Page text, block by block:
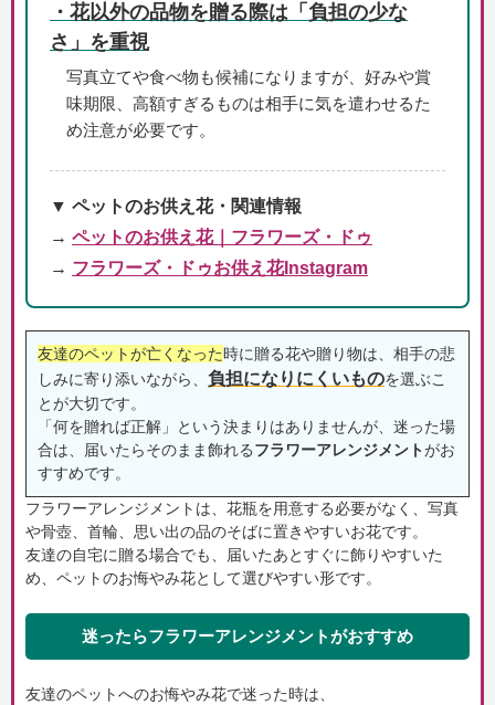
・花以外の品物を贈る際は「負担の少な
さ」を重視
写真立てや食べ物も候補になりますが、好みや賞
味期限、高額すぎるものは相手に気を遣わせるた
め注意が必要です。
▼ ペットのお供え花・関連情報
→ ペットのお供え花｜フラワーズ・ドゥ
→ フラワーズ・ドゥお供え花Instagram
友達のペットが亡くなった時に贈る花や贈り物は、相手の悲
しみに寄り添いながら、 負担になりにくいものを選ぶこ
とが大切です。
「何を贈れば正解」という決まりはありませんが、迷った場
合は、届いたらそのまま飾れるフラワーアレンジメントがお
すすめです。
フラワーアレンジメントは、花瓶を用意する必要がなく、写真
や骨壺、首輪、思い出の品のそばに置きやすいお花です。
友達の自宅に贈る場合でも、届いたあとすぐに飾りやすいた
め、ペットのお悔やみ花として選びやすい形です。
迷ったらフラワーアレンジメントがおすすめ
友達のペットへのお悔やみ花で迷った時は、